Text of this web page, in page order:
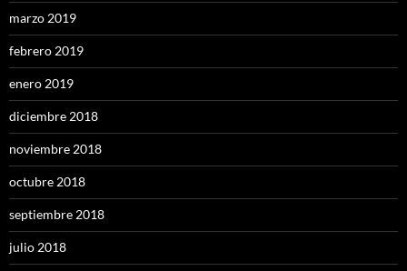
marzo 2019
febrero 2019
enero 2019
diciembre 2018
noviembre 2018
octubre 2018
septiembre 2018
julio 2018